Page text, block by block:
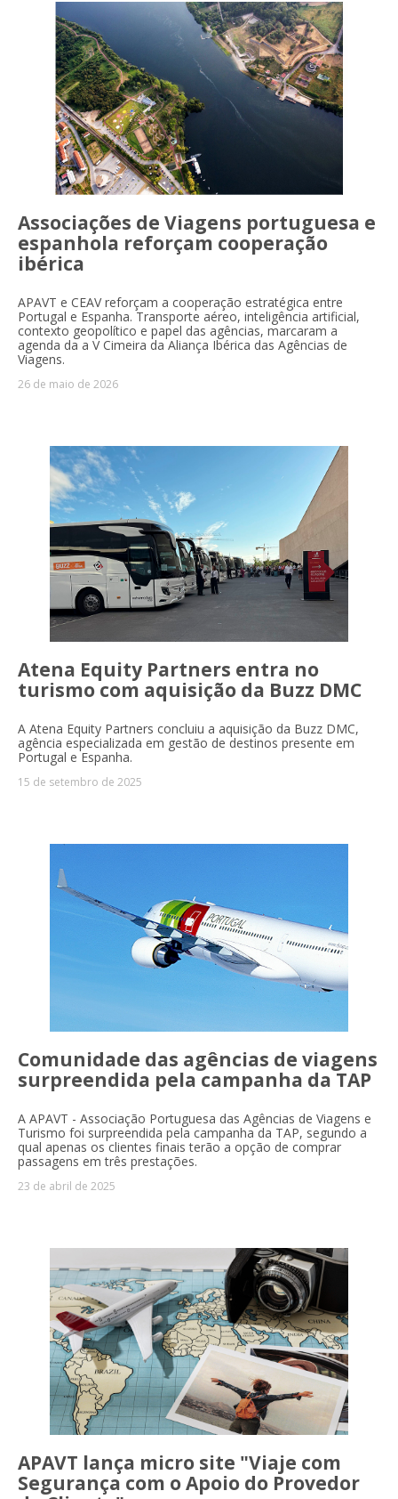
Associações de Viagens portuguesa e
espanhola reforçam cooperação
ibérica
APAVT e CEAV reforçam a cooperação estratégica entre
Portugal e Espanha. Transporte aéreo, inteligência artificial,
contexto geopolítico e papel das agências, marcaram a
agenda da a V Cimeira da Aliança Ibérica das Agências de
Viagens.
26 de maio de 2026
Atena Equity Partners entra no
turismo com aquisição da Buzz DMC
A Atena Equity Partners concluiu a aquisição da Buzz DMC,
agência especializada em gestão de destinos presente em
Portugal e Espanha.
15 de setembro de 2025
Comunidade das agências de viagens
surpreendida pela campanha da TAP
A APAVT - Associação Portuguesa das Agências de Viagens e
Turismo foi surpreendida pela campanha da TAP, segundo a
qual apenas os clientes finais terão a opção de comprar
passagens em três prestações.
23 de abril de 2025
APAVT lança micro site "Viaje com
Segurança com o Apoio do Provedor